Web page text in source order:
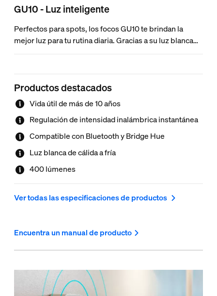
GU10 - Luz inteligente
Perfectos para spots, los focos GU10 te brindan la
mejor luz para tu rutina diaria. Gracias a su luz blanca
regulable y atenuación ultrabaja, puedes ajustar las
momento del día.
Productos destacados
Vida útil de más de 10 años
Regulación de intensidad inalámbrica instantánea
Compatible con Bluetooth y Bridge Hue
Luz blanca de cálida a fría
400 lúmenes
Ver todas las especificaciones de productos
Encuentra un manual de producto